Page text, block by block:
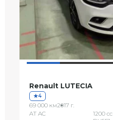
Renault LUTECIA
4
69 000 км2017 г.
AT AC
1200 сс